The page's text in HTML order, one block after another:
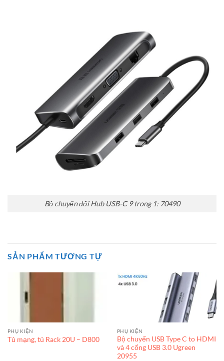
Bộ chuyển đổi Hub USB-C 9 trong 1: 70490
SẢN PHẨM TƯƠNG TỰ
PHỤ KIỆN
Tủ mạng, tủ Rack 20U – D800
PHỤ KIỆN
Bộ chuyển USB Type C to HDMI
và 4 cổng USB 3.0 Ugreen
20955